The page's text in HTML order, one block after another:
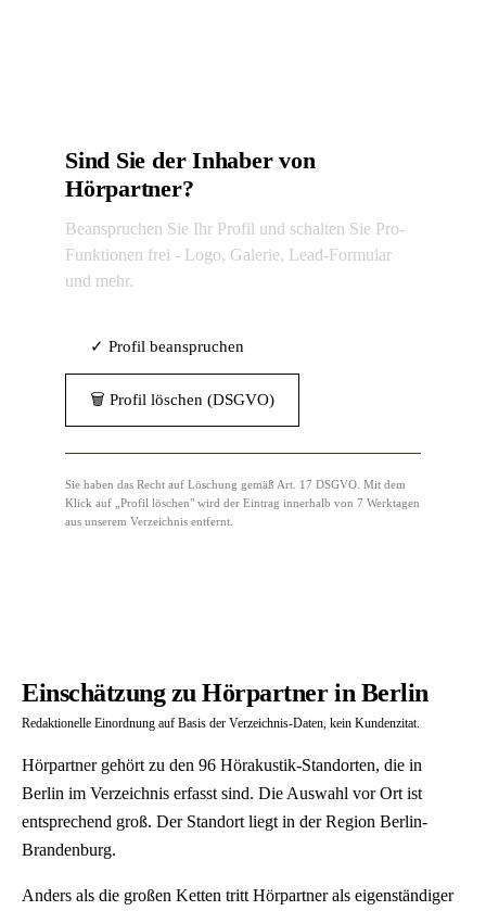
Sind Sie der Inhaber von
Hörpartner?
Beanspruchen Sie Ihr Profil und schalten Sie Pro-
Funktionen frei - Logo, Galerie, Lead-Formular
und mehr.
✓ Profil beanspruchen
🗑 Profil löschen (DSGVO)
Sie haben das Recht auf Löschung gemäß Art. 17 DSGVO. Mit dem
Klick auf „Profil löschen" wird der Eintrag innerhalb von 7 Werktagen
aus unserem Verzeichnis entfernt.
Einschätzung zu Hörpartner in Berlin
Redaktionelle Einordnung auf Basis der Verzeichnis-Daten, kein Kundenzitat.
Hörpartner gehört zu den 96 Hörakustik-Standorten, die in
Berlin im Verzeichnis erfasst sind. Die Auswahl vor Ort ist
entsprechend groß. Der Standort liegt in der Region Berlin-
Brandenburg.
Anders als die großen Ketten tritt Hörpartner als eigenständiger